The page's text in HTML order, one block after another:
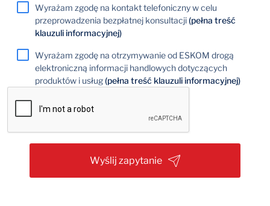
Wyrażam zgodę na kontakt telefoniczny w celu
przeprowadzenia bezpłatnej konsultacji(pełna treść
klauzuli informacyjnej)
Wyrażam zgodę na otrzymywanie od ESKOM drogą
elektroniczną informacji handlowych dotyczących
produktów i usług(pełna treść klauzuli informacyjnej)
Wyślij zapytanie